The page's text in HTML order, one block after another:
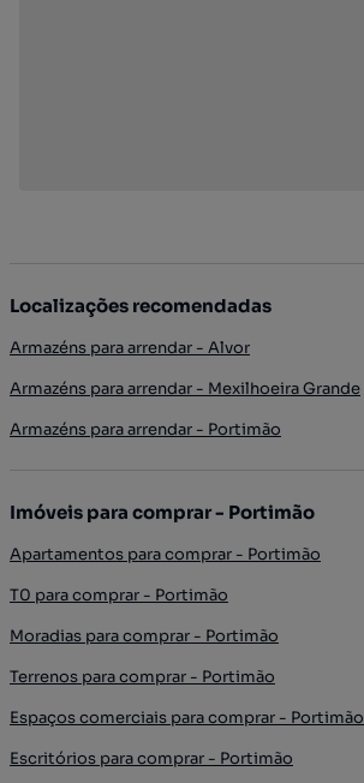
Localizações recomendadas
Armazéns para arrendar - Alvor
Armazéns para arrendar - Mexilhoeira Grande
Armazéns para arrendar - Portimão
Imóveis para comprar - Portimão
Apartamentos para comprar - Portimão
T0 para comprar - Portimão
Moradias para comprar - Portimão
Terrenos para comprar - Portimão
Espaços comerciais para comprar - Portimão
Escritórios para comprar - Portimão